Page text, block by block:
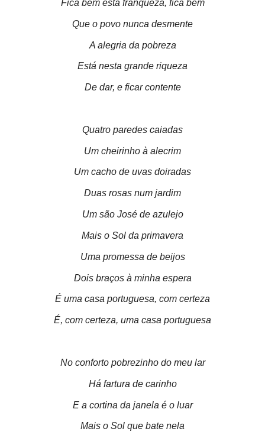
Fica bem esta franqueza, fica bem
Que o povo nunca desmente
A alegria da pobreza
Está nesta grande riqueza
De dar, e ficar contente
Quatro paredes caiadas
Um cheirinho à alecrim
Um cacho de uvas doiradas
Duas rosas num jardim
Um são José de azulejo
Mais o Sol da primavera
Uma promessa de beijos
Dois braços à minha espera
É uma casa portuguesa, com certeza
É, com certeza, uma casa portuguesa
No conforto pobrezinho do meu lar
Há fartura de carinho
E a cortina da janela é o luar
Mais o Sol que bate nela